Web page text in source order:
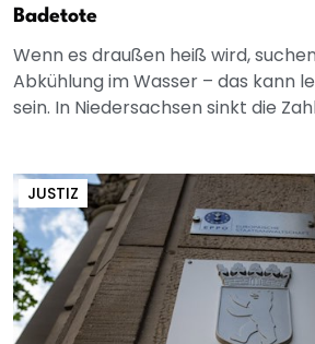
Badetote
Wenn es draußen heiß wird,
Abkühlung im Wasser – das kann
sein. In Niedersachsen sinkt die
JUSTIZ